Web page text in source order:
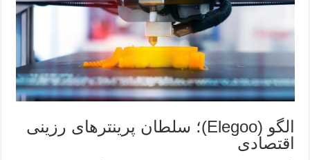
الگو (Elegoo)؛ سلطان پرینترهای رزینی
اقتصادی